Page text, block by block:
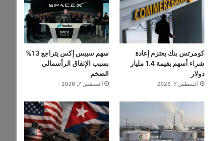
كومرتس بنك يعتزم إعادة
شراء أسهم بقيمة 1.4 مليار
دولار
أغسطس 7, 2026
سهم سبيس إكس يتراجع 13%
بسبب الإنفاق الرأسمالي
الضخم
أغسطس 7, 2026